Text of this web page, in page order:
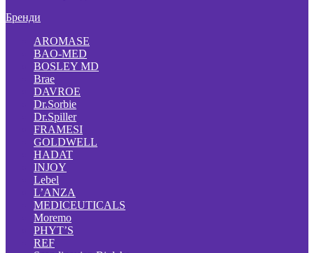
Бренди
AROMASE
BAO-MED
BOSLEY MD
Brae
DAVROE
Dr.Sorbie
Dr.Spiller
FRAMESI
GOLDWELL
HADAT
INJOY
Lebel
L’ANZA
MEDICEUTICALS
Moremo
PHYT’S
REF